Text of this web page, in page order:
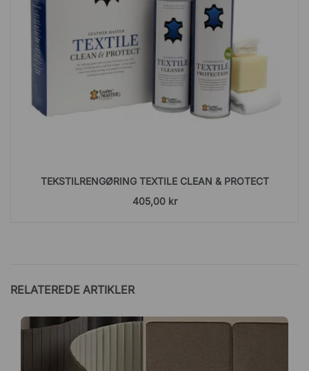
TEKSTILRENGØRING TEXTILE CLEAN & PROTECT
405,00 kr
RELATEREDE ARTIKLER